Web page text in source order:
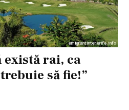
există rai, ca
să fie!”